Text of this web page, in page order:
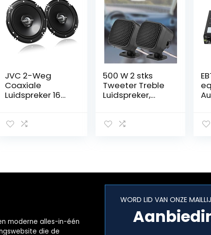
JVC 2-Weg
Coaxiale
Luidspreker 16
500 W 2 stks
Tweeter Treble
Luidspreker,
auto Kleine
Luidspreker voor
Auto Van Truck
moderne alles-in-één
die de
WORD LID VAN ONZE